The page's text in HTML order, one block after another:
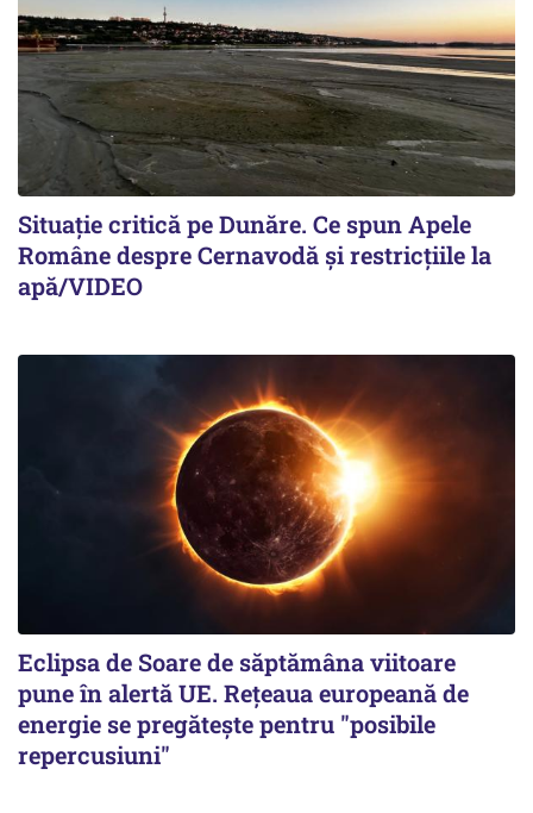
Situație critică pe Dunăre. Ce spun Apele
Române despre Cernavodă și restricțiile la
apă/VIDEO
Eclipsa de Soare de săptămâna viitoare
pune în alertă UE. Rețeaua europeană de
energie se pregătește pentru "posibile
repercusiuni"